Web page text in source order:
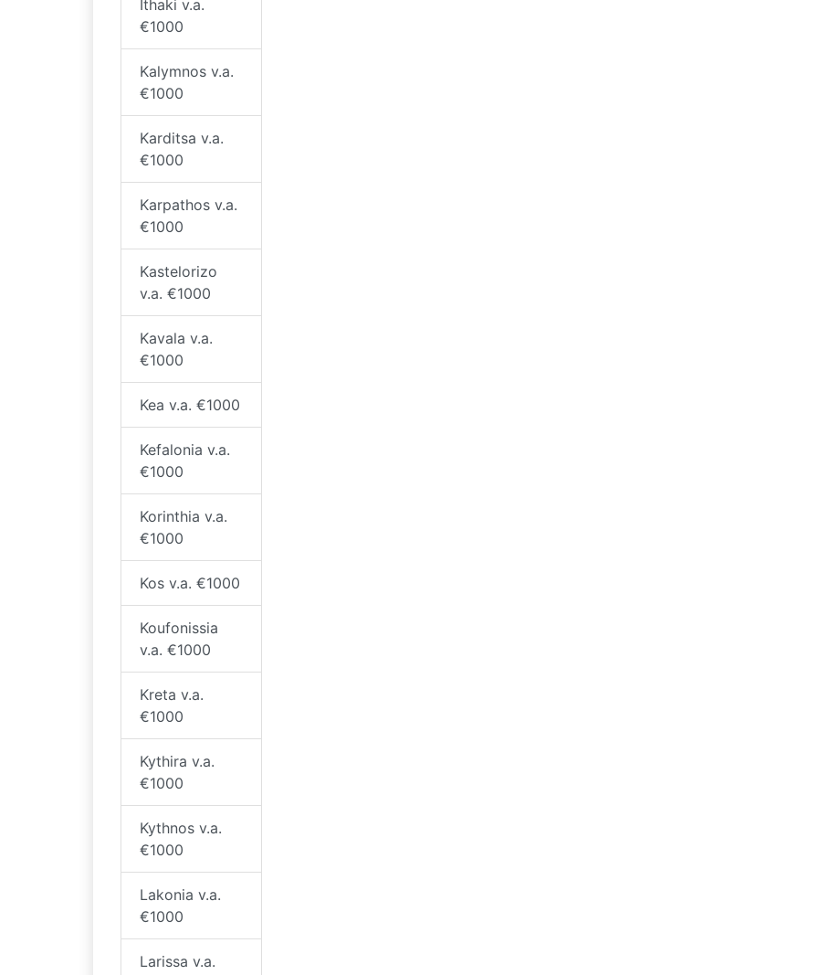
Ithaki v.a.
€1000
Kalymnos v.a.
€1000
Karditsa v.a.
€1000
Karpathos v.a.
€1000
Kastelorizo
v.a. €1000
Kavala v.a.
€1000
Kea v.a. €1000
Kefalonia v.a.
€1000
Korinthia v.a.
€1000
Kos v.a. €1000
Koufonissia
v.a. €1000
Kreta v.a.
€1000
Kythira v.a.
€1000
Kythnos v.a.
€1000
Lakonia v.a.
€1000
Larissa v.a.